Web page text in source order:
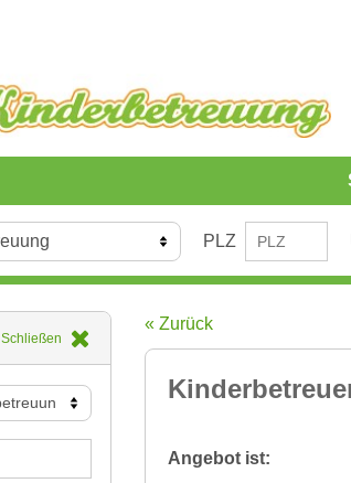
PLZ
Schließen
« Zurück
Angebot ist: